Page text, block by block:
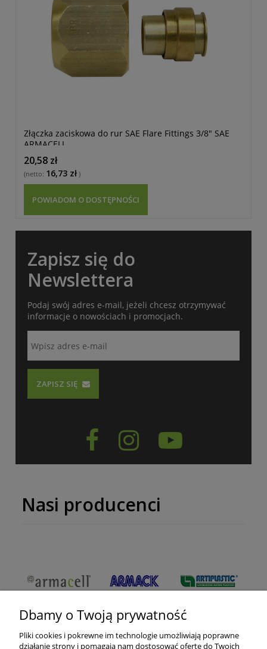
Złączka zaciskowa do rur SAE Flare Fittings 3/8" SAE
ARMACELL
20,58 zł
(netto: 16,73 zł )
POWIADOM O DOSTĘPNOŚCI
Zapisz się do
Newslettera
Podaj swój adres e-mail, jeżeli chcesz otrzymywać
informacje o nowościach i promocjach.
ZAPISZ SIĘ
  
Nasi producenci
Dbamy o Twoją prywatność
Pliki cookies i pokrewne im technologie umożliwiają poprawne
działanie strony i pomagają nam dostosować ofertę do Twoich